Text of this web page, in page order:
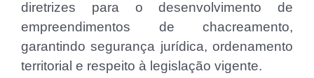
diretrizes para o desenvolvimento de
empreendimentos de chacreamento,
garantindo segurança jurídica, ordenamento
territorial e respeito à legislação vigente.